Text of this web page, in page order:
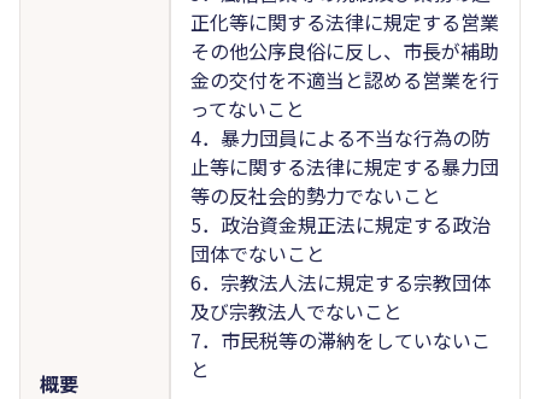
概要
正化等に関する法律に規定する営業
その他公序良俗に反し、市長が補助
金の交付を不適当と認める営業を行
ってないこと
4．暴力団員による不当な行為の防
止等に関する法律に規定する暴力団
等の反社会的勢力でないこと
5．政治資金規正法に規定する政治
団体でないこと
6．宗教法人法に規定する宗教団体
及び宗教法人でないこと
7．市民税等の滞納をしていないこ
と